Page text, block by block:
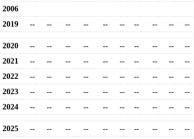
2006
2019
-- -- -- -- -- -- -- -- -- --
2020 -- -- -- -- -- -- -- -- -- --
2021
-- -- -- -- -- -- -- -- -- --
2022
-- -- -- -- -- -- -- -- -- --
2023
-- -- -- -- -- -- -- -- -- --
2024
-- -- -- -- -- -- -- -- -- --
2025 -- -- -- -- -- -- -- -- -- --